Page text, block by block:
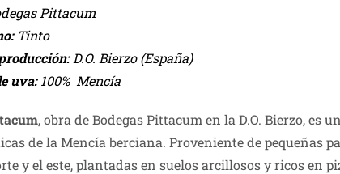
Pittacum
Tinto
D.O. Bierzo (España)
uva:100% Mencía
, obra de Bodegas Pittacum en la D.O. Bierzo,
de la Mencía berciana. Proveniente de pequeñas
y el este, plantadas en suelos arcillosos y ricos en